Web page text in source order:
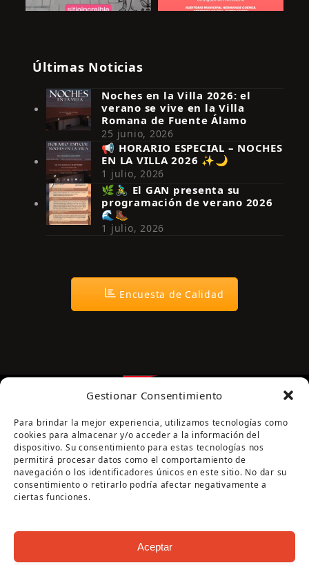
Gestionar Consentimiento
Para brindar la mejor experiencia, utilizamos tecnologías como
cookies para almacenar y/o acceder a la información del
dispositivo. Su consentimiento para estas tecnologías nos
permitirá procesar datos como el comportamiento de
navegación o los identificadores únicos en este sitio. No dar su
consentimiento o retirarlo podría afectar negativamente a
ciertas funciones.
Aceptar
Síguenos en Instagram
Últimas Noticias
Noches en la Villa 2026: el
verano se vive en la Villa
Romana de Fuente Álamo
25 junio, 2026
📢 HORARIO ESPECIAL – NOCHES
EN LA VILLA 2026 ✨🌙
1 julio, 2026
🌿🚴‍♂️ El GAN presenta su
programación de verano 2026
🌊🥾
1 julio, 2026
Encuesta de Calidad
Página cofinanciada por la Diputación de Córdoba